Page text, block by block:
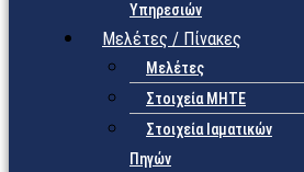
Υπηρεσιών
Μελέτες / Πίνακες
Μελέτες
Στοιχεία ΜΗΤΕ
Στοιχεία Ιαματικών
Πηγών